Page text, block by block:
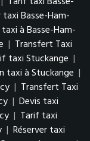
taxi Basse-Ham-
à Basse-Ham-
| Transfert Taxi
taxi Stuckange |
taxi à Stuckange |
| Transfert Taxi
| Devis taxi
| Tarif taxi
| Réserver taxi